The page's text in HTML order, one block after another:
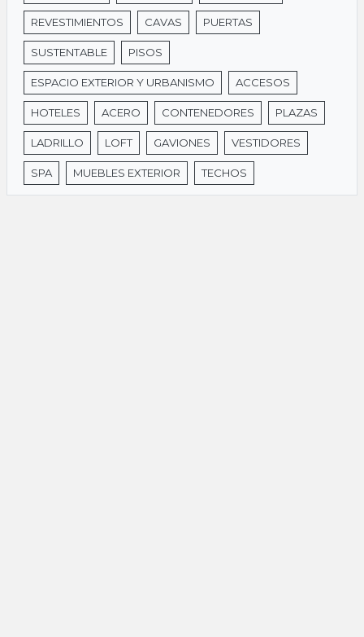
REVESTIMIENTOS CAVAS PUERTAS
SUSTENTABLE PISOS
ESPACIO EXTERIOR Y URBANISMO ACCESOS
HOTELES ACERO CONTENEDORES PLAZAS
LADRILLO LOFT GAVIONES VESTIDORES
SPA MUEBLES EXTERIOR TECHOS